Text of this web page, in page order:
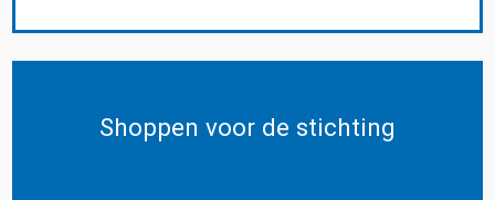
Shoppen voor de stichting